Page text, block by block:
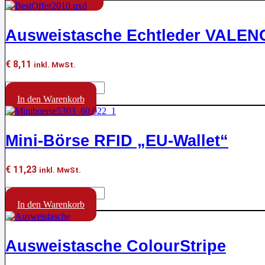
Produkt
Varianten
auf.
Produktseite
Ausweistasche Echtleder
€ 8,11 inkl. MwSt.
Ausweistasche
Echtleder
VALENCIA
Menge
In den Warenkorb
Mini-Börse RFID „EU-Wallet“
€ 11,23 inkl. MwSt.
Mini-
Börse
RFID
"EU-
Menge
In den Warenkorb
Ausweistasche ColourStripe